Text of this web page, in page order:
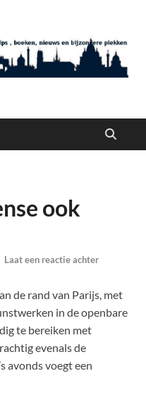
ook
Laat een reactie achter
de rand van Parijs, met
in de openbare
te bereiken met
evenals de
avonds voegt een